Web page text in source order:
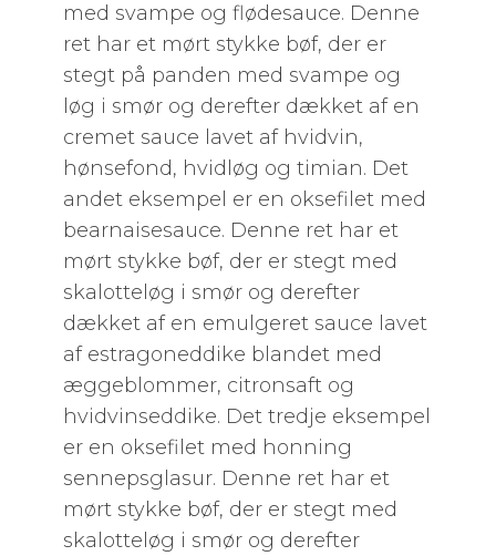
med svampe og flødesauce. Denne
ret har et mørt stykke bøf, der er
stegt på panden med svampe og
løg i smør og derefter dækket af en
cremet sauce lavet af hvidvin,
hønsefond, hvidløg og timian. Det
andet eksempel er en oksefilet med
bearnaisesauce. Denne ret har et
mørt stykke bøf, der er stegt med
skalotteløg i smør og derefter
dækket af en emulgeret sauce lavet
af estragoneddike blandet med
æggeblommer, citronsaft og
hvidvinseddike. Det tredje eksempel
er en oksefilet med honning
sennepsglasur. Denne ret har et
mørt stykke bøf, der er stegt med
skalotteløg i smør og derefter